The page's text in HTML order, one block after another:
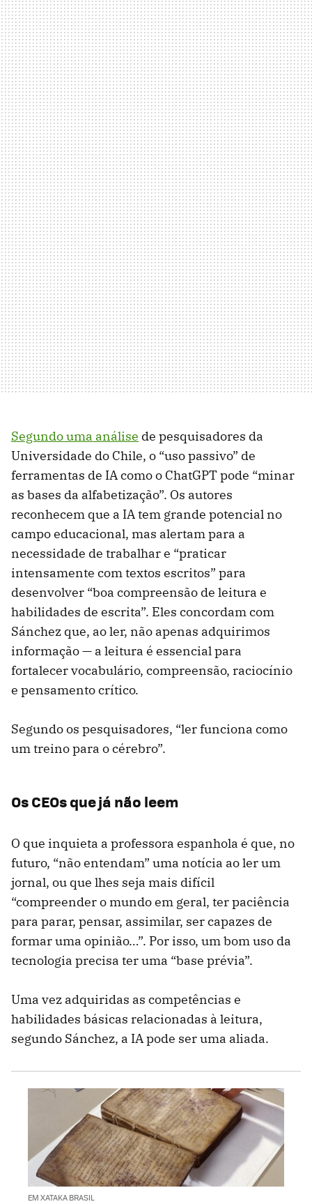
Segundo uma análise de pesquisadores da
Universidade do Chile, o “uso passivo” de
ferramentas de IA como o ChatGPT pode “minar
as bases da alfabetização”. Os autores
reconhecem que a IA tem grande potencial no
campo educacional, mas alertam para a
necessidade de trabalhar e “praticar
intensamente com textos escritos” para
desenvolver “boa compreensão de leitura e
habilidades de escrita”. Eles concordam com
Sánchez que, ao ler, não apenas adquirimos
informação — a leitura é essencial para
fortalecer vocabulário, compreensão, raciocínio
e pensamento crítico.
Segundo os pesquisadores, “ler funciona como
um treino para o cérebro”.
Os CEOs que já não leem
O que inquieta a professora espanhola é que, no
futuro, “não entendam” uma notícia ao ler um
jornal, ou que lhes seja mais difícil
“compreender o mundo em geral, ter paciência
para parar, pensar, assimilar, ser capazes de
formar uma opinião…”. Por isso, um bom uso da
tecnologia precisa ter uma “base prévia”.
Uma vez adquiridas as competências e
habilidades básicas relacionadas à leitura,
segundo Sánchez, a IA pode ser uma aliada.
EM XATAKA BRASIL